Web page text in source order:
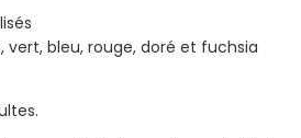
vert, bleu, rouge, doré et fuchsia